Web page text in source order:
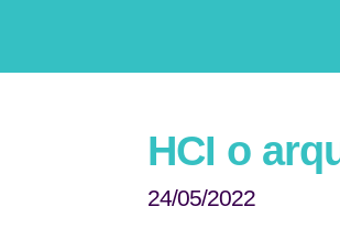
HCI o
24/05/2022